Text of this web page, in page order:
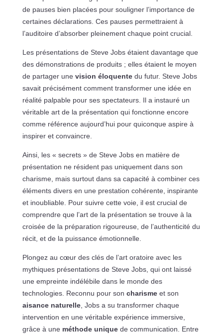
de pauses bien placées pour souligner l’importance de
certaines déclarations. Ces pauses permettraient à
l’auditoire d’absorber pleinement chaque point crucial.
Les présentations de Steve Jobs étaient davantage que
des démonstrations de produits ; elles étaient le moyen
de partager une vision éloquentedu futur. Steve Jobs
savait précisément comment transformer une idée en
réalité palpable pour ses spectateurs. Il a instauré un
véritable art de la présentation qui fonctionne encore
comme référence aujourd’hui pour quiconque aspire à
inspirer et convaincre.
Ainsi, les « secrets » de Steve Jobs en matière de
présentation ne résident pas uniquement dans son
charisme, mais surtout dans sa capacité à combiner ces
éléments divers en une prestation cohérente, inspirante
et inoubliable. Pour suivre cette voie, il est crucial de
comprendre que l’art de la présentation se trouve à la
croisée de la préparation rigoureuse, de l’authenticité du
récit, et de la puissance émotionnelle.
Plongez au cœur des clés de l’art oratoire avec les
mythiques présentations de Steve Jobs, qui ont laissé
une empreinte indélébile dans le monde des
technologies. Reconnu pour son charismeet son
aisance naturelle, Jobs a su transformer chaque
intervention en une véritable expérience immersive,
grâce à une méthode uniquede communication. Entre